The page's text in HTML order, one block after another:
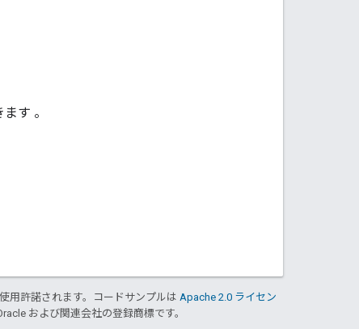
ます 。
用許諾されます。コードサンプルは Apache 2.0 ライセン
および関連会社の登録商標です。